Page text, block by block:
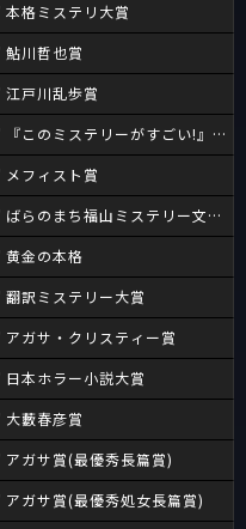
本格ミステリ大賞
鮎川哲也賞
江戸川乱歩賞
『このミステリーがすごい!』大賞
メフィスト賞
ばらのまち福山ミステリー文学新
黄金の本格
翻訳ミステリー大賞
アガサ・クリスティー賞
日本ホラー小説大賞
大藪春彦賞
アガサ賞(最優秀長篇賞)
アガサ賞(最優秀処女長篇賞)